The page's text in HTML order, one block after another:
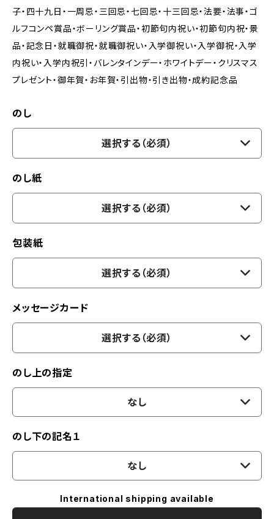
子・四十九日・一周忌・三回忌・七回忌・十三回忌・法要・法事・ゴ
ルフコンペ賞品・ボーリング賞品・初節句内祝い・初節句内祝・景
品・記念日・就職御祝・就職御祝い・入学御祝い・入学御祝・入学
内祝い・入学内祝引・バレンタインデー・ホワイトデー・クリスマス
プレゼント・御年賀・お年賀・引出物・引き出物・成約記念品
のし
選択する（必須）
のし紙
選択する（必須）
包装紙
選択する（必須）
メッセージカード
選択する（必須）
のし上の指定
なし
のし下の記名１
なし
International shipping available